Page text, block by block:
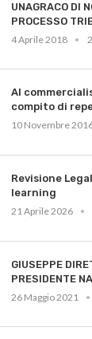
UNAGRACO DI
PROCESSO
4 Aprile 2018
Al
compito di
10 Novembre
Revisione
learning
21 Aprile 2026
GIUSEPPE
PRESIDENTE
26 Maggio 2021